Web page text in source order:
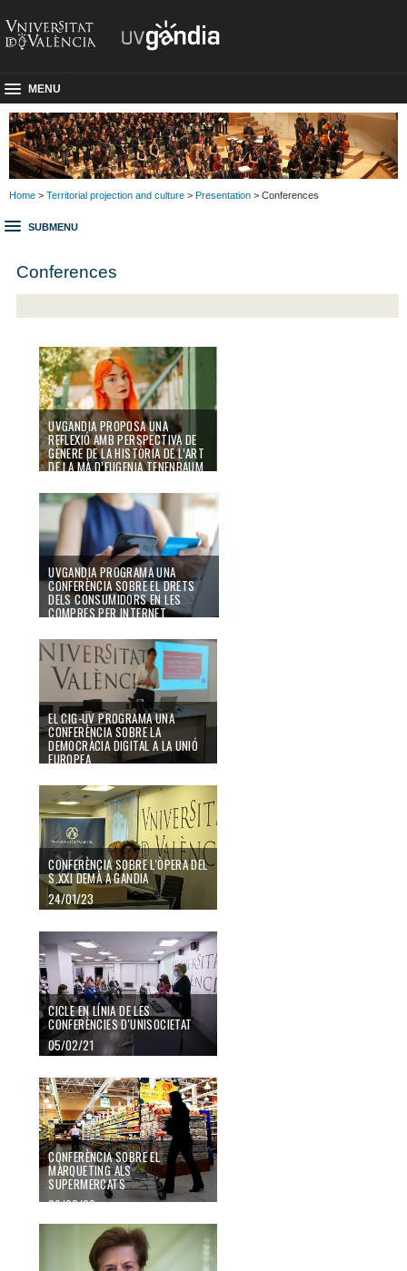
MENU
Home > Territorial projection and culture > Presentation > Conferences
SUBMENU
Conferences
UVGANDIA PROPOSA UNA
REFLEXIÓ AMB PERSPECTIVA DE
GÈNERE DE LA HISTÒRIA DE L’ART
DE LA MÀ D’EUGENIA TENENBAUM
UVGANDIA PROGRAMA UNA
CONFERÈNCIA SOBRE EL DRETS
DELS CONSUMIDORS EN LES
COMPRES PER INTERNET
EL CIG-UV PROGRAMA UNA
CONFERÈNCIA SOBRE LA
DEMOCRÀCIA DIGITAL A LA UNIÓ
EUROPEA
CONFERÈNCIA SOBRE L'ÒPERA DEL
S.XXI DEMÀ A GANDIA
24/01/23
CICLE EN LÍNIA DE LES
CONFERÈNCIES D'UNISOCIETAT
05/02/21
CONFERÈNCIA SOBRE EL
MÀRQUETING ALS
SUPERMERCATS
09/03/20